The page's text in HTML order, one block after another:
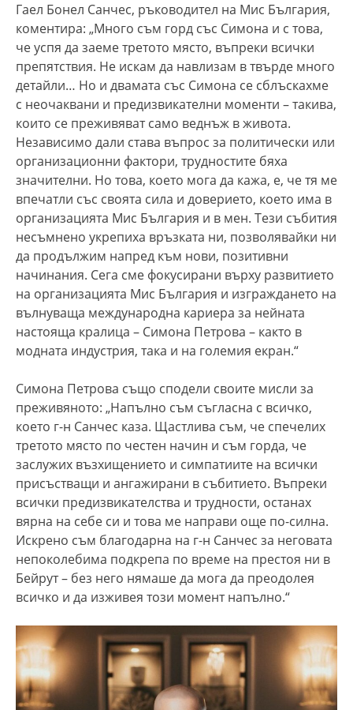
Гаел Бонел Санчес, ръководител на Мис България,
коментира: „Много съм горд със Симона и с това,
че успя да заеме третото място, въпреки всички
препятствия. Не искам да навлизам в твърде много
детайли… Но и двамата със Симона се сблъскахме
с неочаквани и предизвикателни моменти – такива,
които се преживяват само веднъж в живота.
Независимо дали става въпрос за политически или
организационни фактори, трудностите бяха
значителни. Но това, което мога да кажа, е, че тя ме
впечатли със своята сила и доверието, което има в
организацията Мис България и в мен. Тези събития
несъмнено укрепиха връзката ни, позволявайки ни
да продължим напред към нови, позитивни
начинания. Сега сме фокусирани върху развитието
на организацията Мис България и изграждането на
вълнуваща международна кариера за нейната
настояща кралица – Симона Петрова – както в
модната индустрия, така и на големия екран.“
Симона Петрова също сподели своите мисли за
преживяното: „Напълно съм съгласна с всичко,
което г-н Санчес каза. Щастлива съм, че спечелих
третото място по честен начин и съм горда, че
заслужих възхищението и симпатиите на всички
присъстващи и ангажирани в събитието. Въпреки
всички предизвикателства и трудности, останах
вярна на себе си и това ме направи още по-силна.
Искрено съм благодарна на г-н Санчес за неговата
непоколебима подкрепа по време на престоя ни в
Бейрут – без него нямаше да мога да преодолея
всичко и да изживея този момент напълно.“